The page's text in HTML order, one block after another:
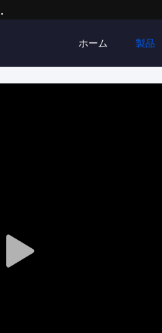
ホーム 製品
Play